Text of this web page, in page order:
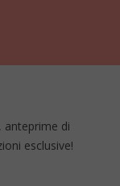
anteprime di
esclusive!